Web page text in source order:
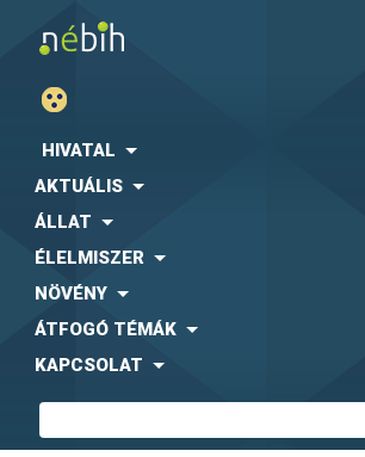
HIVATAL
AKTUÁLIS
ÁLLAT
ÉLELMISZER
NÖVÉNY
ÁTFOGÓ TÉMÁK
KAPCSOLAT